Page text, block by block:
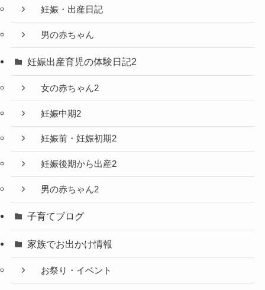
妊娠・出産日記
男の赤ちゃん
妊娠出産育児の体験日記2
女の赤ちゃん2
妊娠中期2
妊娠前・妊娠初期2
妊娠後期から出産2
男の赤ちゃん2
子育てブログ
家族でお出かけ情報
お祭り・イベント